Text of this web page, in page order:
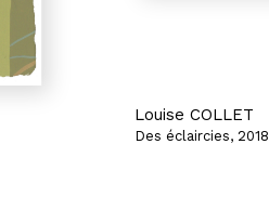
Louise COLLET
Des éclaircies, 2018